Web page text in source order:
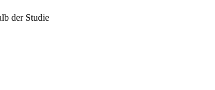
der Studie